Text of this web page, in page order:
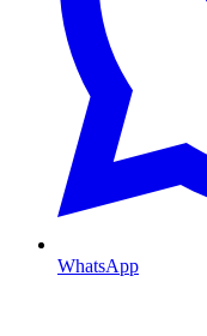
WhatsApp